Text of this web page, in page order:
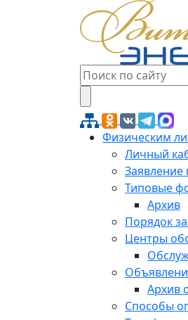
Физическим
Личный
Заявление
Типовые
Архив
Порядок
Центры
Архив
Способы